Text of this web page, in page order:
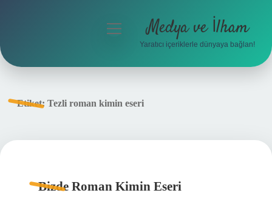
menüyü
Medya ve İlham
Yaratıcı içeriklerle dünyaya bağlan!
Etiket: Tezli roman kimin eseri
Bizde Roman Kimin Eseri